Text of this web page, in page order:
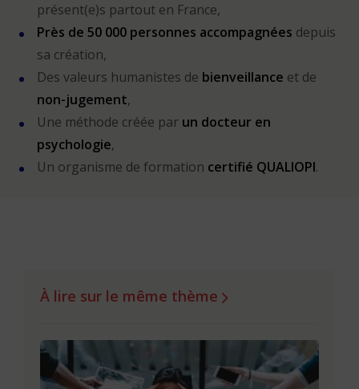
présent(e)s partout en France,
Près de 50 000 personnes accompagnées depuis
sa création,
Des valeurs humanistes de bienveillance et de
non-jugement,
Une méthode créée par un docteur en
psychologie,
Un organisme de formation certifié QUALIOPI.
À lire sur le même thème